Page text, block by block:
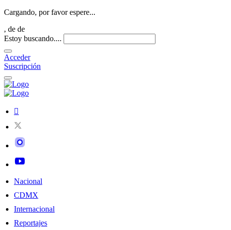
Cargando, por favor espere...
, de de
Estoy buscando....
Acceder
Suscripción
Nacional
CDMX
Internacional
Reportajes